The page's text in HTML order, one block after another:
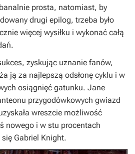
prosta, natomiast, by
drugi epilog, trzeba było
więcej wysiłku i wykonać całą
zyskując uznanie fanów,
ją za najlepszą odsłonę cyklu i w
osiągnięć gatunku. Jane
przygodówkowych gwiazd
wreszcie możliwość
nowego i w stu procentach
się Gabriel Knight.